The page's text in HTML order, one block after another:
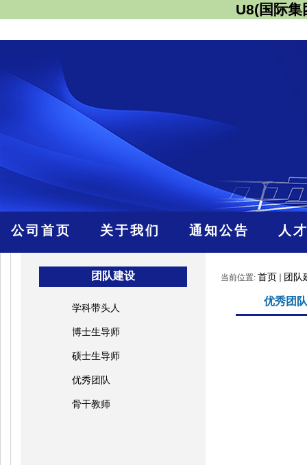
U8(国际集
公司首页 关于我们 通知公告 人
团队建设
学科带头人
博士生导师
硕士生导师
优秀团队
骨干教师
当前位置: 首页 团队
优秀团队